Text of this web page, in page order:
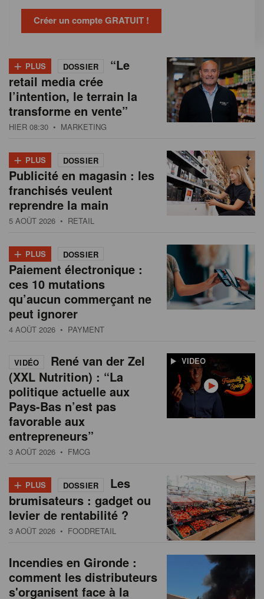
Créer un compte GRATUIT !
+ PLUS DOSSIER
“Le
retail media crée
l’intention, le terrain la
transforme en vente”
HIER 08:30 • MARKETING
+ PLUS DOSSIER
Publicité en magasin : les
franchisés veulent
reprendre la main
5 AOÛT 2026 • RETAIL
+ PLUS DOSSIER
Paiement électronique :
ces 10 mutations
qu’aucun commerçant ne
peut ignorer
4 AOÛT 2026 • PAYMENT
VIDEO
VIDÉO
René van der Zel
(XXL Nutrition) : “La
politique actuelle aux
Pays-Bas n’est pas
favorable aux
entrepreneurs”
3 AOÛT 2026 • FMCG
+ PLUS DOSSIER
Les
brumisateurs : gadget ou
levier de rentabilité ?
3 AOÛT 2026 • FOODRETAIL
Incendies en Gironde :
comment les distributeurs
s'organisent face à la